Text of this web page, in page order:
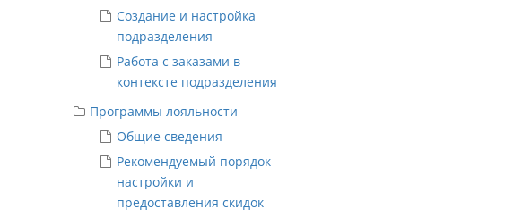
Создание и настройка
подразделения
Работа с заказами в
контексте подразделения
Программы лояльности
Общие сведения
Рекомендуемый порядок
настройки и
предоставления скидок